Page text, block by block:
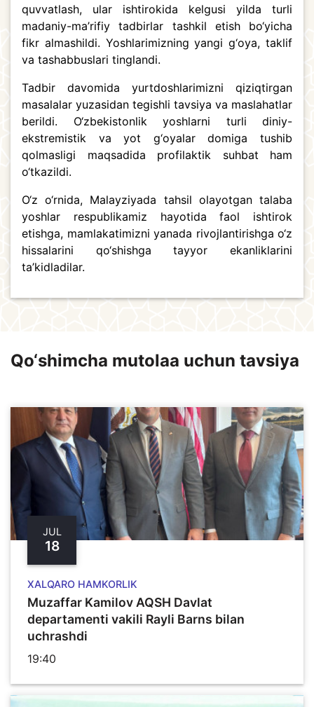
quvvatlash, ular ishtirokida kelgusi yilda turli
madaniy-ma’rifiy tadbirlar tashkil etish bo‘yicha
fikr almashildi. Yoshlarimizning yangi g‘oya, taklif
va tashabbuslari tinglandi.
Tadbir davomida yurtdoshlarimizni qiziqtirgan
masalalar yuzasidan tegishli tavsiya va maslahatlar
berildi. O‘zbekistonlik yoshlarni turli diniy-
ekstremistik va yot g‘oyalar domiga tushib
qolmasligi maqsadida profilaktik suhbat ham
o‘tkazildi.
O‘z o‘rnida, Malayziyada tahsil olayotgan talaba
yoshlar respublikamiz hayotida faol ishtirok
etishga, mamlakatimizni yanada rivojlantirishga o‘z
hissalarini qo‘shishga tayyor ekanliklarini
ta’kidladilar.
Qo‘shimcha mutolaa uchun tavsiya
JUL
18
XALQARO HAMKORLIK
Muzaffar Kamilov AQSH Davlat
departamenti vakili Rayli Barns bilan
uchrashdi
19:40